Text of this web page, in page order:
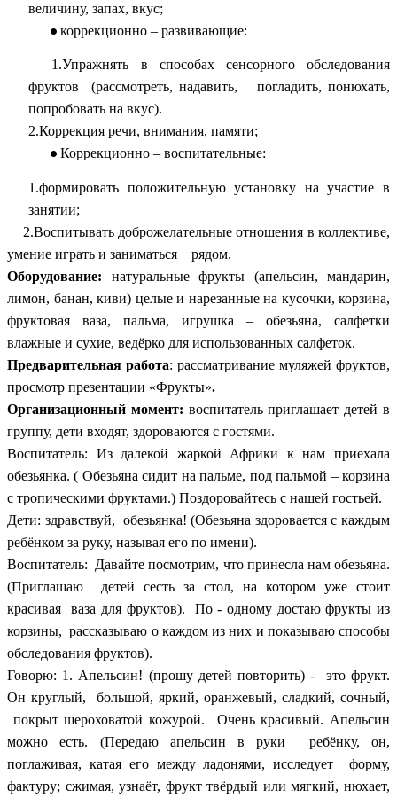
величину, запах, вкус;
коррекционно – развивающие:
1.Упражнять в способах сенсорного обследования
фруктов (рассмотреть, надавить, погладить, понюхать,
попробовать на вкус).
2.Коррекция речи, внимания, памяти;
Коррекционно – воспитательные:
1.формировать положительную установку на участие в
занятии;
2.Воспитывать доброжелательные отношения в коллективе,
умение играть и заниматься рядом.
Оборудование: натуральные фрукты (апельсин, мандарин,
лимон, банан, киви) целые и нарезанные на кусочки, корзина,
фруктовая ваза, пальма, игрушка – обезьяна, салфетки
влажные и сухие, ведёрко для использованных салфеток.
Предварительная работа: рассматривание муляжей фруктов,
просмотр презентации «Фрукты».
Организационный момент: воспитатель приглашает детей в
группу, дети входят, здороваются с гостями.
Воспитатель: Из далекой жаркой Африки к нам приехала
обезьянка. ( Обезьяна сидит на пальме, под пальмой – корзина
с тропическими фруктами.) Поздоровайтесь с нашей гостьей.
Дети: здравствуй, обезьянка! (Обезьяна здоровается с каждым
ребёнком за руку, называя его по имени).
Воспитатель: Давайте посмотрим, что принесла нам обезьяна.
(Приглашаю детей сесть за стол, на котором уже стоит
красивая ваза для фруктов). По - одному достаю фрукты из
корзины, рассказываю о каждом из них и показываю способы
обследования фруктов).
Говорю: 1. Апельсин! (прошу детей повторить) - это фрукт.
Он круглый, большой, яркий, оранжевый, сладкий, сочный,
покрыт шероховатой кожурой. Очень красивый. Апельсин
можно есть. (Передаю апельсин в руки ребёнку, он,
поглаживая, катая его между ладонями, исследует форму,
фактуру; сжимая, узнаёт, фрукт твёрдый или мягкий, нюхает,